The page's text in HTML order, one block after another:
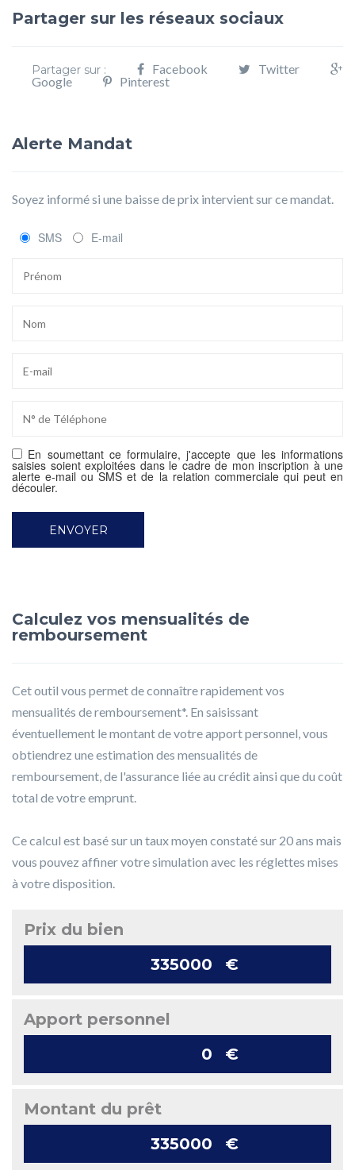
Partager sur les réseaux sociaux
Partager sur : Facebook
Twitter
Google
Pinterest
Alerte Mandat
Soyez informé si une baisse de prix intervient sur ce mandat.
SMS E-mail
En soumettant ce formulaire, j'accepte que les informations
saisies soient exploitées dans le cadre de mon inscription à une
alerte e-mail ou SMS et de la relation commerciale qui peut en
découler.
Calculez vos mensualités de
remboursement
Cet outil vous permet de connaître rapidement vos
mensualités de remboursement*. En saisissant
éventuellement le montant de votre apport personnel, vous
obtiendrez une estimation des mensualités de
remboursement, de l'assurance liée au crédit ainsi que du coût
total de votre emprunt.
Ce calcul est basé sur un taux moyen constaté sur 20 ans mais
vous pouvez affiner votre simulation avec les réglettes mises
à votre disposition.
Prix du bien
€
Apport personnel
€
Montant du prêt
€